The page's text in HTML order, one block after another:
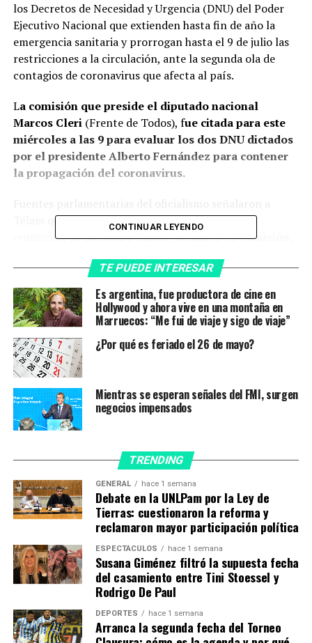
los Decretos de Necesidad y Urgencia (DNU) del Poder
Ejecutivo Nacional que extienden hasta fin de año la
emergencia sanitaria y prorrogan hasta el 9 de julio las
restricciones a la circulación, ante la segunda ola de
contagios de coronavirus que afecta al país.
La comisión que preside el diputado nacional
Marcos Cleri (Frente de Todos), fue citada para este
miércoles a las 9 para evaluar los dos DNU dictados
por el presidente Alberto Fernández para contener
la propagación del coronavirus.
Télam que así como lo hicieron en las últimas
reuniones,se intentará emitir dictamen en comisión,
de sesiones del Senado,ya que de esta forma, un
rechazo sólo pude darse si se produce un voto negativo
en las dos cámaras.
Los legisladores debatirán el DNU 167,
de marzo de 2021, que extiende la Emergencia Sanitaria
hasta el 31 de diciembre y el 411, del 25 de junio de
2021, que prorroga medidas de contención para mitigar
la propagación del virus hasta el próximo 9 de julio.
Uno de los temas claves que estará dentro de la
restricciones de los vuelos
llegan desde el exterior, y en lo relacionado al
apartado que estableció que podrán arribar al
aeropuerto de Ezeiza hasta 600 pasajeros, una medida
que es rechazada desde Juntos por el Cambio.
En los considerandos del decreto 411 el Gobierno
nacional se refiere a la preocupación por las nuevas
variantes de virus, en especial la Delta, que tiene
mayor contagiosidad y transmisibilidad que las
detectadas con anterioridad.
CONTINUAR LEYENDO
TE PUEDE INTERESAR
Es argentina, fue productora de cine en
Hollywood y ahora vive en una montaña en
Marruecos: “Me fui de viaje y sigo de viaje”
¿Por qué es feriado el 26 de mayo?
Mientras se esperan señales del FMI, surgen
negocios impensados
TRENDING
GENERAL hace 1 semana
Debate en la UNLPam por la Ley de
Tierras: cuestionaron la reforma y
reclamaron mayor participación política
ESPECTÁCULOS hace 1 semana
Susana Giménez filtró la supuesta fecha
del casamiento entre Tini Stoessel y
Rodrigo De Paul
DEPORTES hace 1 semana
Arranca la segunda fecha del Torneo